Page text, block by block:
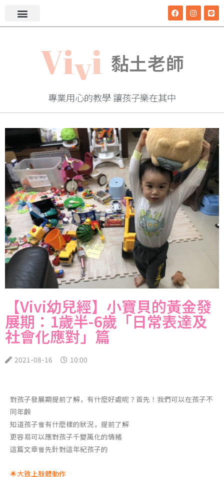
Vivi 黏土老師
專業用心的教學 讓孩子樂在其中
【Vivi幼兒經】小寶貝的黃金發
展期：1歲半-6歲「日常表達及
社會化應對」篇
2021-08-16 10:00
對孩子發展期提前了解，有什麼好處呢？首先！我們可以在孩子不
同年齡
知道孩子會有什麼樣的狀況，提前了解
更容易可以應對孩子千變萬化的情緒
這篇文章會先針對這年紀孩子的
🌟大致上肢體動作